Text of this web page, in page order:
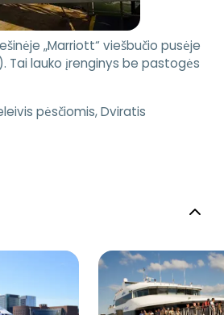
„Marriott“ viešbučio pusėje
Tai lauko įrenginys be pastogės
pėsčiomis, Dviratis